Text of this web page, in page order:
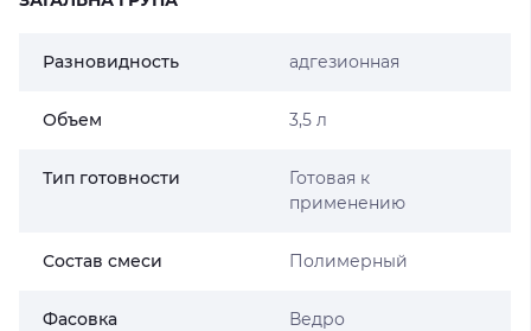
Разновидность адгезионная
Объем 3,5 л
Тип готовности
Готовая к
применению
Состав смеси Полимерный
Фасовка Ведро